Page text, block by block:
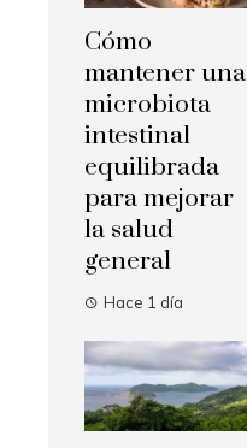
Cómo
mantener una
microbiota
intestinal
equilibrada
para mejorar
la salud
general
Hace 1 día